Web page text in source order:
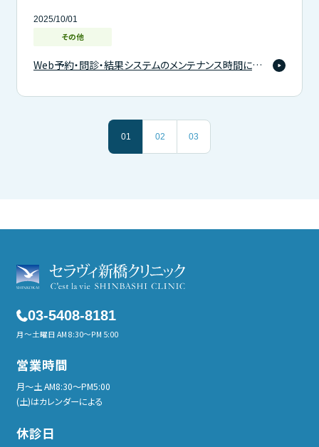
2025/10/01
その他
Web予約・問診・結果システムのメンテナンス時間について
01 02 03
03-5408-8181
月～土曜日 AM 8:30～PM 5:00
営業時間
月〜土 AM8:30〜PM5:00
(土)はカレンダーによる
休診日